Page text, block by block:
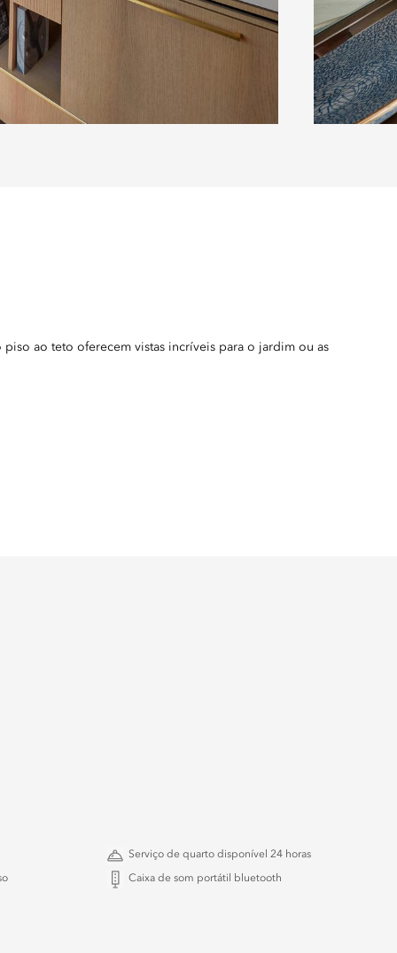
ao teto oferecem vistas incríveis para o jardim ou as
Serviço de quarto disponível 24 horas
Caixa de som portátil bluetooth